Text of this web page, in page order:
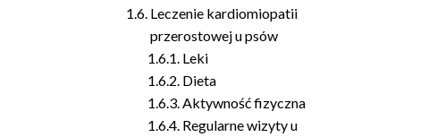
Leczenie kardiomiopatii
przerostowej u psów
Leki
Dieta
Aktywność fizyczna
Regularne wizyty u